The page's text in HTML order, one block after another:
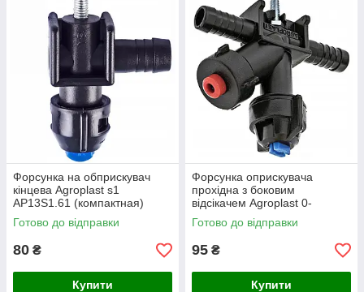
Форсунка на обприскувач
кінцева Agroplast s1
AP13S1.61 (компактная)
Готово до відправки
80 ₴
Купити
Форсунка оприскувача
прохідна з боковим
відсікачем Agroplast 0-
100/08/P
Готово до відправки
95 ₴
Купити